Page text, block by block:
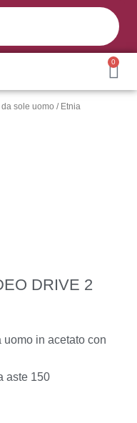
0
sole uomo / Etnia
DRIVE 2
in acetato con
aste 150